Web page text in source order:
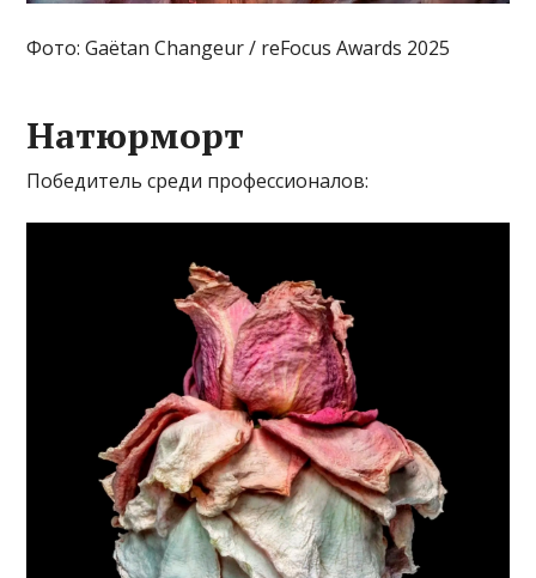
Фото: Gaëtan Changeur / reFocus Awards 2025
Натюрморт
Победитель среди профессионалов: